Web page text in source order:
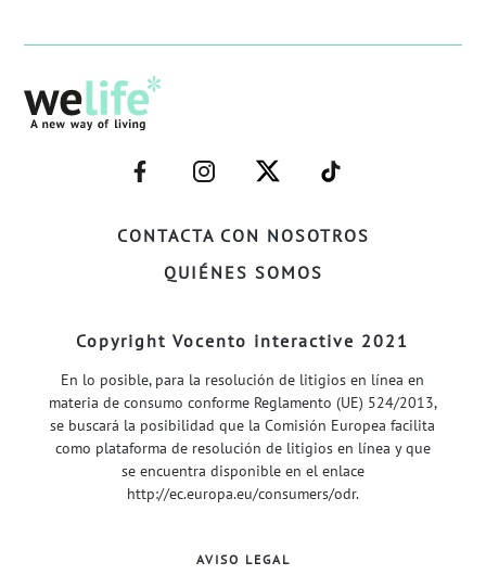
CONTACTA CON NOSOTROS
QUIÉNES SOMOS
–
FACEBOOK–
–
INSTAGRAM–
–
TWITTER–
–
WELIFE–
Copyright Vocento interactive 2021
En lo posible, para la resolución de litigios en línea en
materia de consumo conforme Reglamento (UE) 524/2013,
se buscará la posibilidad que la Comisión Europea facilita
como plataforma de resolución de litigios en línea y que
se encuentra disponible en el enlace
http://ec.europa.eu/consumers/odr.
AVISO LEGAL